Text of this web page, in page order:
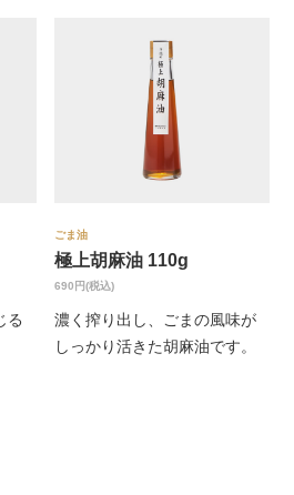
る
ごま油
極上胡麻油 110g
690円(税込)
濃く搾り出し、ごまの風味が
しっかり活きた胡麻油です。